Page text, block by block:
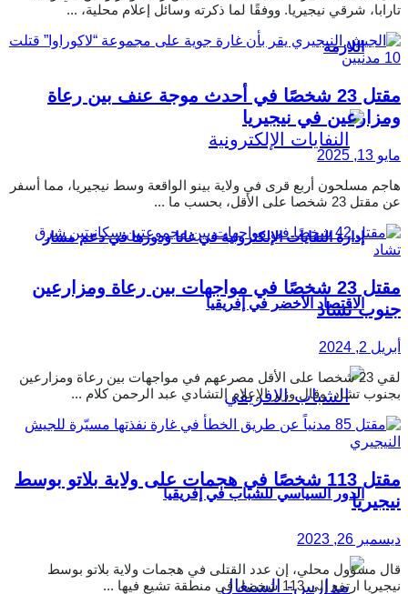
اللازمة
إدارة النفايات الإلكترونية في غانا ودورها في دعم مسار
الاقتصاد الأخضر في إفريقيا
الدور السياسي للشباب في إفريقيا
تارابا، شرقي نيجيريا. ووفقًا لما ذكرته وسائل إعلام محلية، ...
مقتل 23 شخصًا في أحدث موجة عنف بين رعاة
ومزارعين في نيجيريا
مايو 13, 2025
هاجم مسلحون أربع قرى في ولاية بينو الواقعة وسط نيجيريا، مما أسفر
عن مقتل 23 شخصا على الأقل، بحسب ما ...
مقتل 23 شخصًا في مواجهات بين رعاة ومزارعين
جنوب تشاد
أبريل 2, 2024
لقي 23 شخصا على الأقل مصرعهم في مواجهات بين رعاة ومزارعين
بجنوب تشاد. وقال وزير الإعلام التشادي عبد الرحمن كلام ...
مقتل 113 شخصًا في هجمات على ولاية بلاتو بوسط
نيجيريا
ديسمبر 26, 2023
قال مسؤول محلي، إن عدد القتلى في هجمات ولاية بلاتو بوسط
نيجيريا ارتفع إلى 113 شخصا، في منطقة تشيع فيها ...